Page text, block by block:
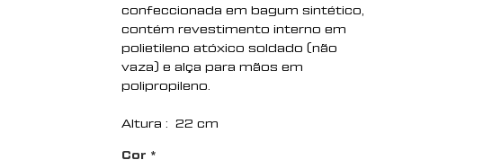
confeccionada em bagum sintético,
contém revestimento interno em
polietileno atóxico soldado (não
vaza) e alça para mãos em
polipropileno.
Altura : 22 cm
Cor *